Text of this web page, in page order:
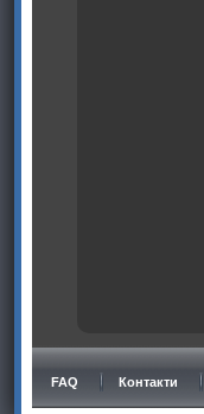
FAQ Контакти